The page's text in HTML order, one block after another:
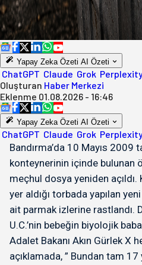
Yapay Zeka Özeti AI Özeti
ChatGPT Claude Grok
Oluşturan Haber Merkezi
Eklenme 01.08.2026 - 16:46
Yapay Zeka Özeti AI Özeti
ChatGPT Claude Grok
Bandırma’da 10 Mayıs 2009
konteynerinin içinde bulunan
meçhul dosya yeniden açıldı.
yer aldığı torbada yapılan
ait parmak izlerine rastlandı.
U.C.’nin bebeğin biyolojik
Adalet Bakanı Akın Gürlek X
açıklamada, ” Bundan tam